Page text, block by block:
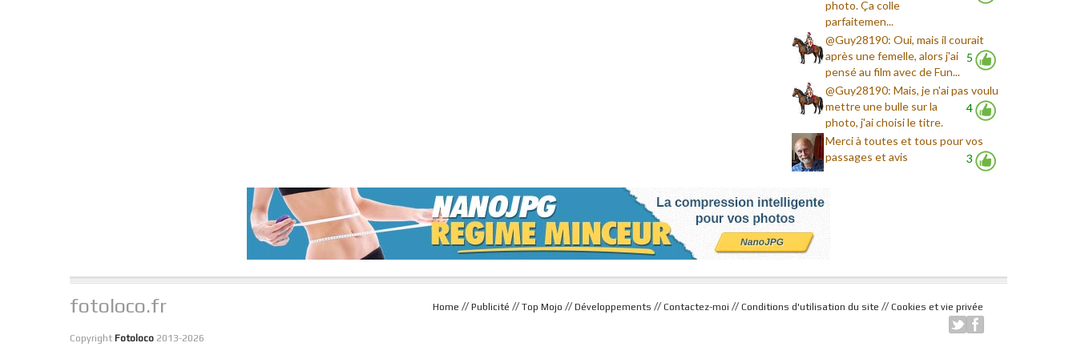
photo. Ça colle
parfaitemen...
5
@Guy28190: Oui, mais il courait
après une femelle, alors j'ai
pensé au film avec de Fun...
4
@Guy28190: Mais, je n'ai pas voulu
mettre une bulle sur la
photo, j'ai choisi le titre.
3
Merci à toutes et tous pour vos
passages et avis
fotoloco.fr
Copyright Fotoloco2013-2026
Home // Publicité // Top Mojo // Développements // Contactez-moi // Conditions d'utilisation du site // Cookies et vie privée